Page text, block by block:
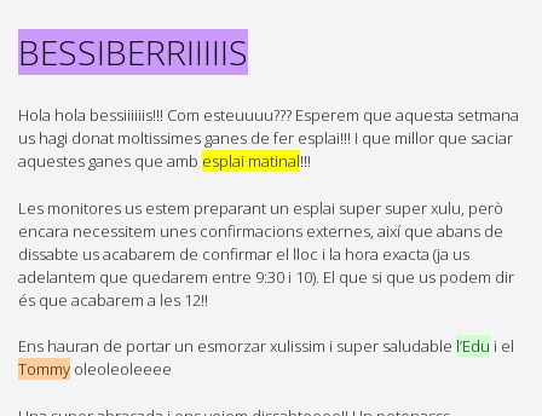
BESSIBERRIIIIIS
Hola hola bessiiiiiis!!! Com esteuuuu??? Esperem que aquesta setmana
us hagi donat moltissimes ganes de fer esplai!!! I que millor que saciar
aquestes ganes que amb esplai matinal!!!
Les monitores us estem preparant un esplai super super xulu, però
encara necessitem unes confirmacions externes, així que abans de
dissabte us acabarem de confirmar el lloc i la hora exacta (ja us
adelantem que quedarem entre 9:30 i 10). El que si que us podem dir
és que acabarem a les 12!!
Ens hauran de portar un esmorzar xulissim i super saludable l’Edu i el
Tommy oleoleoleeee